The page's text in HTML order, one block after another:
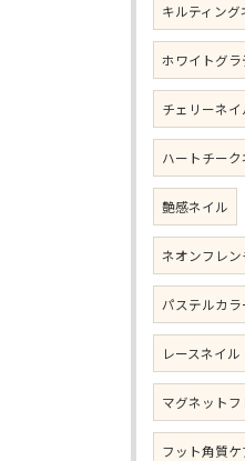
キルティング
ホワイトグ
チェリーネイ
ハートチーク
艶感ネイル
ネオンフレン
パステルカ
レースネイル
マグネットフ
フット角質ケ